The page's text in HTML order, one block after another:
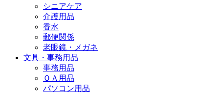
シニアケア
介護用品
香水
郵便関係
老眼鏡・メガネ
文具・事務用品
事務用品
ＯＡ用品
パソコン用品